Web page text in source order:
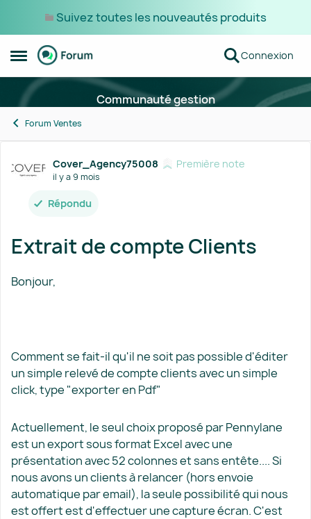
Suivez toutes les nouveautés produits
Ouvrir Menu Latéral
Passer au contenu Connexion
Communauté gestion
Forum Ventes
Forum Discussion
Cover_Agency75008 Première note
il y a 9 mois
Répondu
Extrait de compte Clients
Bonjour,
Comment se fait-il qu'il ne soit pas possible d'éditer
un simple relevé de compte clients avec un simple
click, type "exporter en Pdf"
Actuellement, le seul choix proposé par Pennylane
est un export sous format Excel avec une
présentation avec 52 colonnes et sans entête.... Si
nous avons un clients à relancer (hors envoie
automatique par email), la seule possibilité qui nous
est offert est d'effectuer une capture écran. C'est